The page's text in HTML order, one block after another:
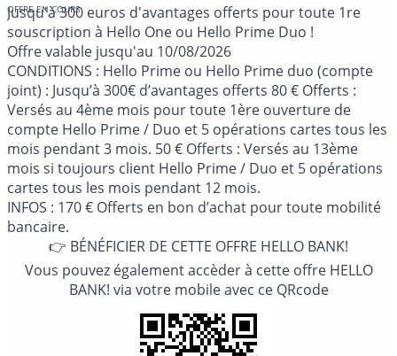
Jusqu'à 300 euros d'avantages offerts pour toute 1re
souscription à Hello One ou Hello Prime Duo !
Offre valable jusqu'au 10/08/2026
CONDITIONS : Hello Prime ou Hello Prime duo (compte
joint) : Jusqu’à 300€ d’avantages offerts 80 € Offerts :
Versés au 4ème mois pour toute 1ère ouverture de
compte Hello Prime / Duo et 5 opérations cartes tous les
mois pendant 3 mois. 50 € Offerts : Versés au 13ème
mois si toujours client Hello Prime / Duo et 5 opérations
cartes tous les mois pendant 12 mois.
INFOS : 170 € Offerts en bon d’achat pour toute mobilité
bancaire.
👉 BÉNÉFICIER DE CETTE OFFRE HELLO BANK!
Vous pouvez également accèder à cette offre HELLO
BANK! via votre mobile avec ce QRcode